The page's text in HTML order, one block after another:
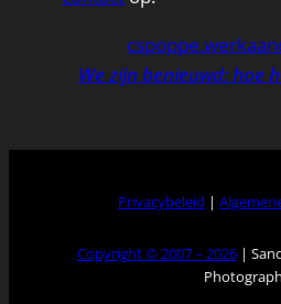
We zijn benieuwd: hoe
Privacybeleid |
Copyright © 2007 – 2026|